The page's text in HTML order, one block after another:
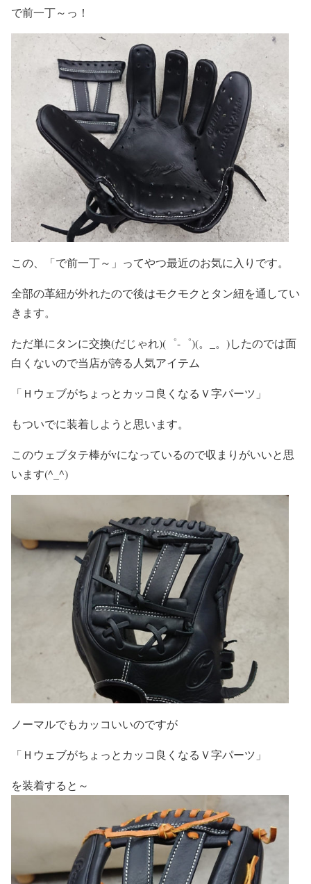
で前一丁～っ！
この、「で前一丁～」ってやつ最近のお気に入りです。
全部の革紐が外れたので後はモクモクとタン紐を通してい
きます。
ただ単にタンに交換(だじゃれ)(゜-゜)(。_。)したのでは面
白くないので当店が誇る人気アイテム
「Ｈウェブがちょっとカッコ良くなるＶ字パーツ」
もついでに装着しようと思います。
このウェブタテ棒がvになっているので収まりがいいと思
います(^_^)
ノーマルでもカッコいいのですが
「Ｈウェブがちょっとカッコ良くなるＶ字パーツ」
を装着すると～